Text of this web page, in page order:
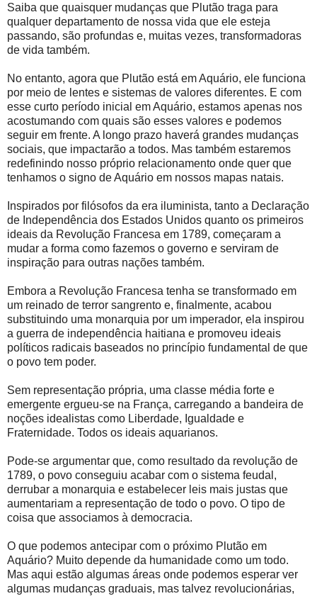
Saiba que quaisquer mudanças que Plutão traga para
qualquer departamento de nossa vida que ele esteja
passando, são profundas e, muitas vezes, transformadoras
de vida também.
No entanto, agora que Plutão está em Aquário, ele funciona
por meio de lentes e sistemas de valores diferentes. E com
esse curto período inicial em Aquário, estamos apenas nos
acostumando com quais são esses valores e podemos
seguir em frente. A longo prazo haverá grandes mudanças
sociais, que impactarão a todos. Mas também estaremos
redefinindo nosso próprio relacionamento onde quer que
tenhamos o signo de Aquário em nossos mapas natais.
Inspirados por filósofos da era iluminista, tanto a Declaração
de Independência dos Estados Unidos quanto os primeiros
ideais da Revolução Francesa em 1789, começaram a
mudar a forma como fazemos o governo e serviram de
inspiração para outras nações também.
Embora a Revolução Francesa tenha se transformado em
um reinado de terror sangrento e, finalmente, acabou
substituindo uma monarquia por um imperador, ela inspirou
a guerra de independência haitiana e promoveu ideais
políticos radicais baseados no princípio fundamental de que
o povo tem poder.
Sem representação própria, uma classe média forte e
emergente ergueu-se na França, carregando a bandeira de
noções idealistas como Liberdade, Igualdade e
Fraternidade. Todos os ideais aquarianos.
Pode-se argumentar que, como resultado da revolução de
1789, o povo conseguiu acabar com o sistema feudal,
derrubar a monarquia e estabelecer leis mais justas que
aumentariam a representação de todo o povo. O tipo de
coisa que associamos à democracia.
O que podemos antecipar com o próximo Plutão em
Aquário? Muito depende da humanidade como um todo.
Mas aqui estão algumas áreas onde podemos esperar ver
algumas mudanças graduais, mas talvez revolucionárias,